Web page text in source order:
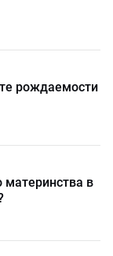
рождаемости
материнства в